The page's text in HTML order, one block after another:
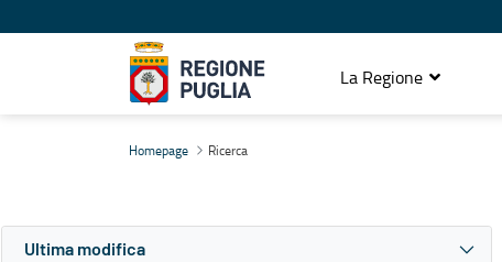
La Regione
Homepage Ricerca
Ultima modifica